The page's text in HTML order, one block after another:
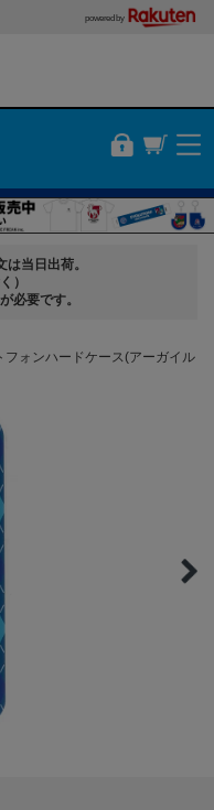
powered by
当日出荷。
）
必要です。
フォンハードケース(アーガイル